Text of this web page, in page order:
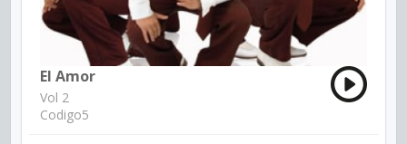
El Amor
Vol 2
Codigo5